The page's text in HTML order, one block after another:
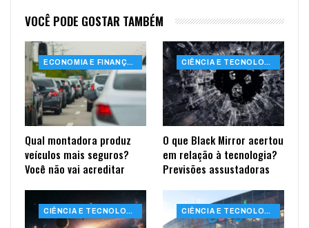
VOCÊ PODE GOSTAR TAMBÉM
ECONOMIA E FINANÇAS
Qual montadora produz
veículos mais seguros?
Você não vai acreditar
CIÊNCIA E TECNOLOGIA
O que Black Mirror acertou
em relação à tecnologia?
Previsões assustadoras
CIÊNCIA E TECNOLOGIA CIÊNCIA E TECNOLOGIA